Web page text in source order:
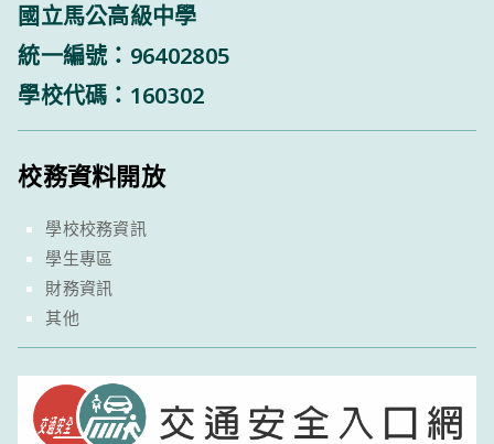
國立馬公高級中學
統一編號：96402805
學校代碼：160302
校務資料開放
學校校務資訊
學生專區
財務資訊
其他